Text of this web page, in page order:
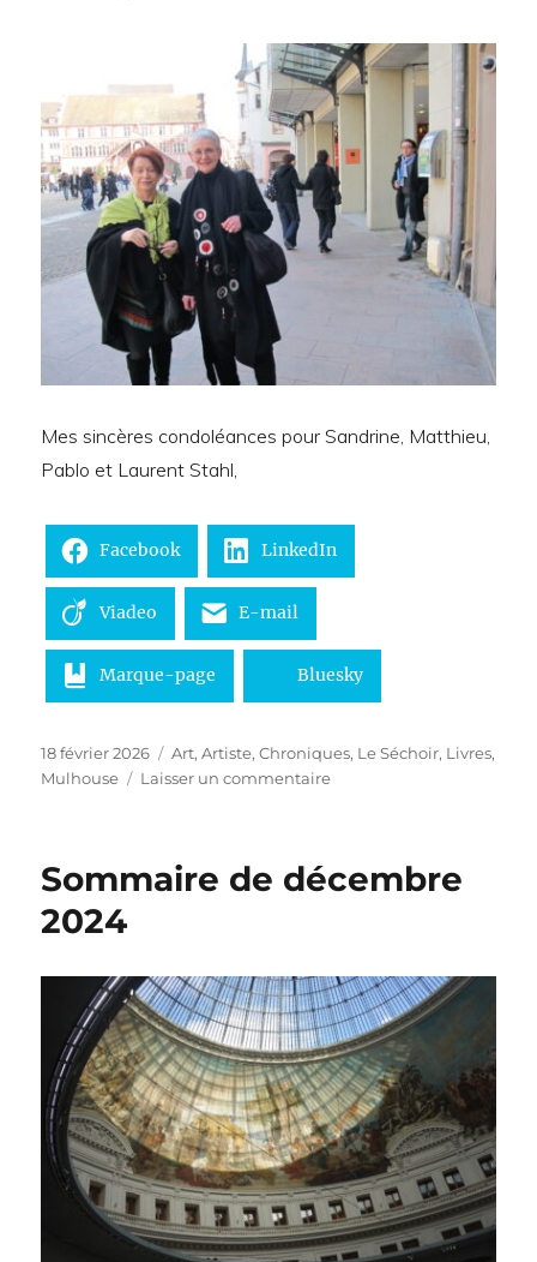
Mes sincères condoléances pour Sandrine, Matthieu,
Pablo et Laurent Stahl,
Facebook LinkedIn
Viadeo E-mail
Marque-page Bluesky
Publié
le
18 février 2026 Catégories
Art,Artiste,Chroniques, Le Séchoir, Livres,
Mulhouse
Laisser un commentairesur
Sommaire de décembre
2024